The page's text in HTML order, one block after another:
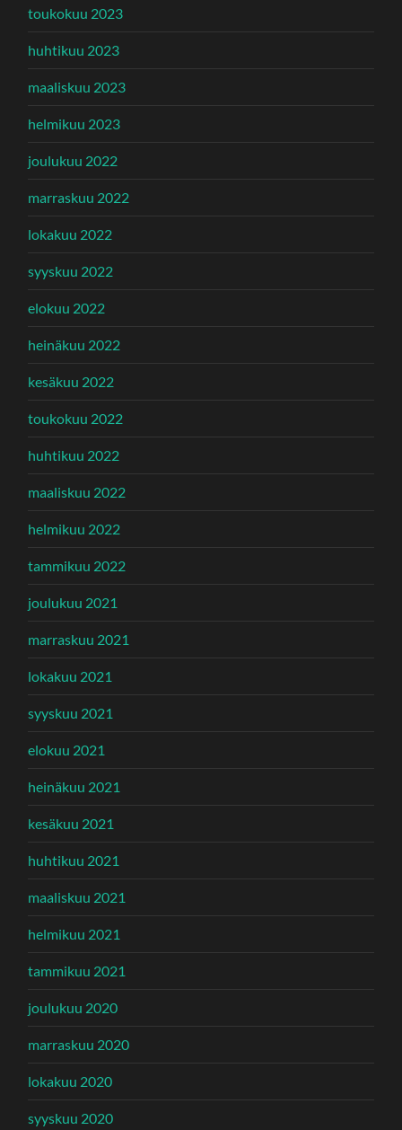
toukokuu 2023
huhtikuu 2023
maaliskuu 2023
helmikuu 2023
joulukuu 2022
marraskuu 2022
lokakuu 2022
syyskuu 2022
elokuu 2022
heinäkuu 2022
kesäkuu 2022
toukokuu 2022
huhtikuu 2022
maaliskuu 2022
helmikuu 2022
tammikuu 2022
joulukuu 2021
marraskuu 2021
lokakuu 2021
syyskuu 2021
elokuu 2021
heinäkuu 2021
kesäkuu 2021
huhtikuu 2021
maaliskuu 2021
helmikuu 2021
tammikuu 2021
joulukuu 2020
marraskuu 2020
lokakuu 2020
syyskuu 2020